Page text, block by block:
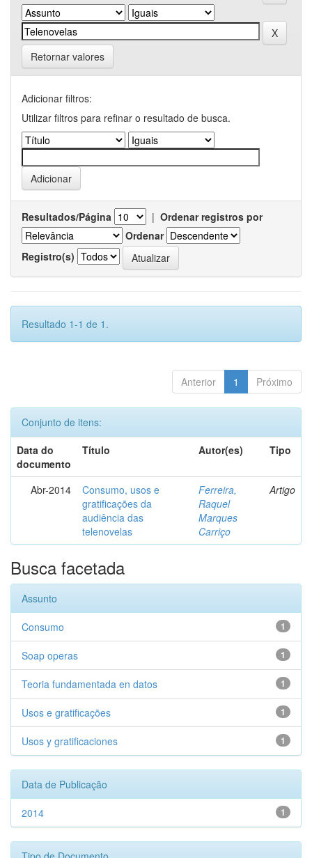
Retornar valores
Adicionar filtros:
Utilizar filtros para refinar o resultado de busca.
Resultados/Página | Ordenar registros por
Ordenar
Registro(s)
Resultado 1-1 de 1.
Anterior 1 Próximo
Conjunto de itens:
Data do
documento
Título Autor(es) Tipo
Abr-2014
Consumo, usos e
gratificações da
audiência das
telenovelas
Ferreira,
Raquel
Marques
Carriço
Artigo
Busca facetada
Assunto
1
Consumo
1
Soap operas
1
Teoria fundamentada en datos
1
Usos e gratificações
1
Usos y gratificaciones
Data de Publicação
1
2014